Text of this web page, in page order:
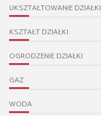
UKSZTAŁTOWANIE DZIAŁKI
KSZTAŁT DZIAŁKI
OGRODZENIE DZIAŁKI
GAZ
WODA